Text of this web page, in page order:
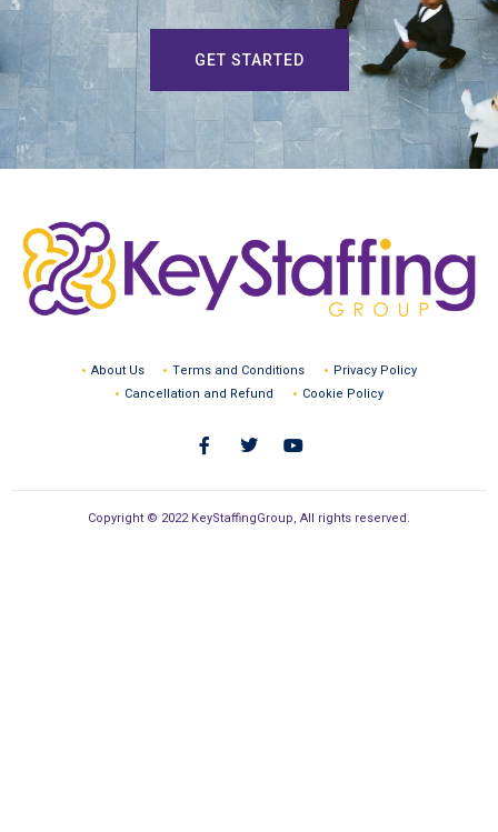
GET STARTED
About Us Terms and Conditions
Privacy Policy
Cancellation and Refund
Cookie Policy
Copyright © 2022 KeyStaffingGroup, All rights reserved.